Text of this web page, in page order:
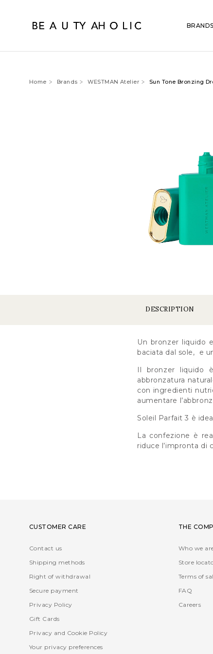
BRANDS
Home Brands WESTMAN Atelier Sun Tone Bronzing
DESCRIPTION
Un bronzer liquido
baciata dal sole, e
Il bronzer liquido
abbronzatura
con ingredienti
aumentare
Soleil Parfait 3 è
La confezione è
riduce l’impronta di
CUSTOMER CARE
Contact us
Shipping methods
Right of withdrawal
Secure payment
Privacy Policy
Gift Cards
Privacy and Cookie Policy
Your privacy preferences
THE
Who we
Store
Terms of
FAQ
Careers